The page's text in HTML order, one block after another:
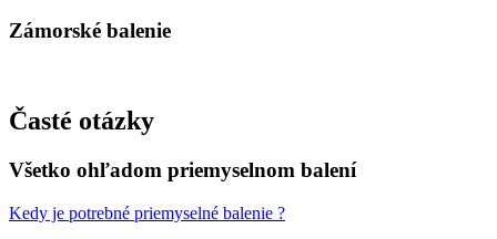
Zámorské balenie
Časté otázky
Všetko ohľadom priemyselnom balení
Kedy je potrebné priemyselné balenie ?